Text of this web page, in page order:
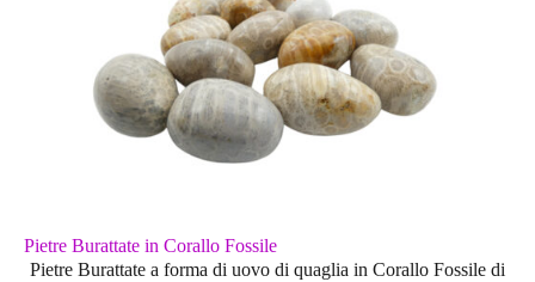
Pietre Burattate in Corallo Fossile
Pietre Burattate a forma di uovo di quaglia in Corallo Fossile di